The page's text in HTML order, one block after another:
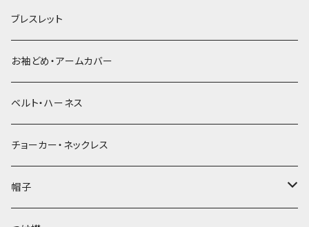
ブレスレット
お袖どめ・アームカバー
ベルト・ハーネス
チョーカー・ネックレス
帽子